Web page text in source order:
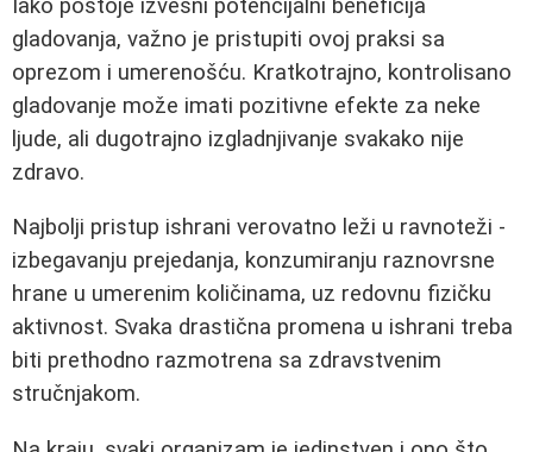
Iako postoje izvesni potencijalni beneficija
gladovanja, važno je pristupiti ovoj praksi sa
oprezom i umerenošću. Kratkotrajno, kontrolisano
gladovanje može imati pozitivne efekte za neke
ljude, ali dugotrajno izgladnjivanje svakako nije
zdravo.
Najbolji pristup ishrani verovatno leži u ravnoteži -
izbegavanju prejedanja, konzumiranju raznovrsne
hrane u umerenim količinama, uz redovnu fizičku
aktivnost. Svaka drastična promena u ishrani treba
biti prethodno razmotrena sa zdravstvenim
stručnjakom.